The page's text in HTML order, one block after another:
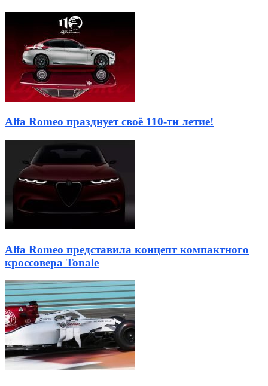
Alfa Romeo празднует своё 110-ти летие!
Alfa Romeo представила концепт компактного
кроссовера Tonale